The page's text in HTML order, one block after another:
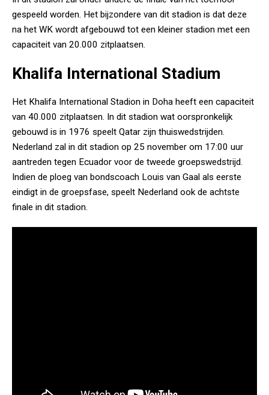
gespeeld worden. Het bijzondere van dit stadion is dat deze
na het WK wordt afgebouwd tot een kleiner stadion met een
capaciteit van 20.000 zitplaatsen.
Khalifa International Stadium
Het Khalifa International Stadion in Doha heeft een capaciteit
van 40.000 zitplaatsen. In dit stadion wat oorspronkelijk
gebouwd is in 1976 speelt Qatar zijn thuiswedstrijden.
Nederland zal in dit stadion op 25 november om 17:00 uur
aantreden tegen Ecuador voor de tweede groepswedstrijd.
Indien de ploeg van bondscoach Louis van Gaal als eerste
eindigt in de groepsfase, speelt Nederland ook de achtste
finale in dit stadion.